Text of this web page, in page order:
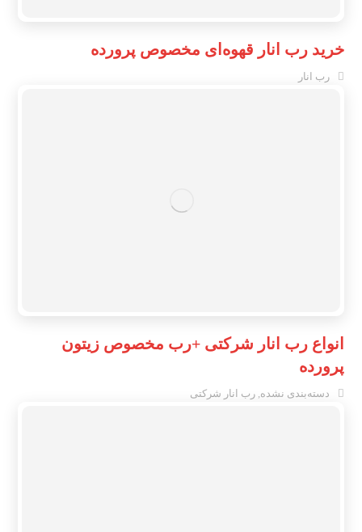
خرید رب انار قهوه‌ای مخصوص پرورده
رب انار
انواع رب انار شرکتی +رب مخصوص زیتون
پرورده
دسته‌بندی نشده,رب انار شرکتی